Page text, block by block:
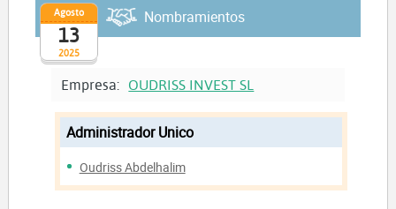
2025
Agosto
13
Nombramientos
Empresa: OUDRISS INVEST SL
Administrador Unico
Oudriss Abdelhalim